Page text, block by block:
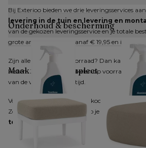
Bij Exterioo bieden we drie leveringsservices
levering in de tuin en levering en
van de gekozen leveringsservice en je totale
grote artikelen kan al vanaf € 19,95 en is gratis
Zijn alle artikelen op voorraad? Dan kan je
kiezen. Zijn niet alle artikelen op voorraad, dan
van de verwachte levertijd.
Voor producten die online gekocht worden,
Zodra je dit hebt gemeld, heb je
14 dagen
terug te sturen
Onderhoud & bescherming
textilene reiniger
Bristol
Maak je look compleet